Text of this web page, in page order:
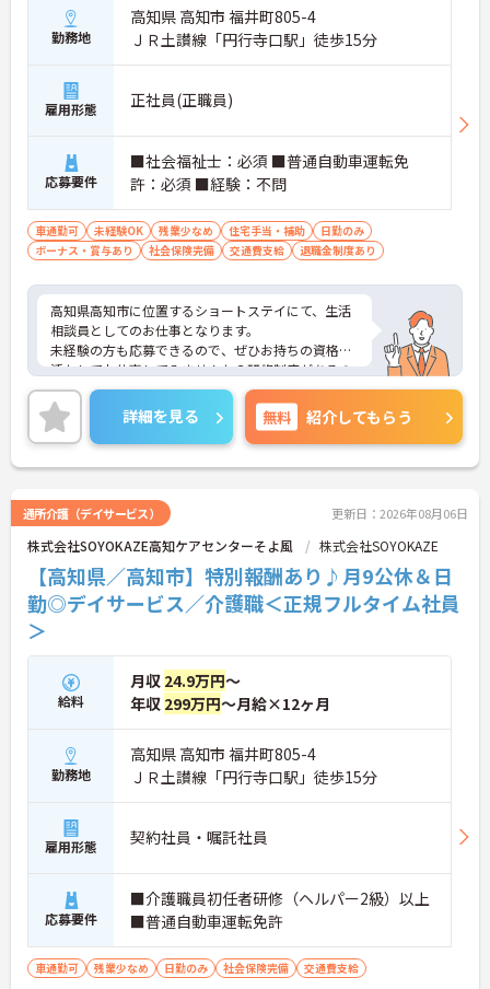
勤務地
高知県 高知市 福井町805-4
ＪＲ土讃線「円行寺口駅」徒歩15分
雇用形態 正社員(正職員)
応募要件
■社会福祉士：必須 ■普通自動車運転免
許：必須 ■経験：不問
車通勤可 未経験OK 残業少なめ 住宅手当・補助
日勤のみ
ボーナス・賞与あり
社会保険完備 交通費支給 退職金制度あり
高知県高知市に位置するショートステイにて、生活
相談員としてのお仕事となります。
未経験の方も応募できるので、ぜひお持ちの資格を
活かしてお仕事してみませんか？研修制度があるの
で、初めてのお仕事の方でも安心して始めることが
できます！
ご興味ある方は面接ポイントをお伝えしますので、
お気軽にお問い合わせください♪
詳細を見る 無料 紹介してもらう
通所介護（デイサービス） 更新日：2026年08月06日
株式会社SOYOKAZE高知ケアセンターそよ風 株式会社SOYOKAZE
【高知県／高知市】特別報酬あり♪月9公休＆日
勤◎デイサービス／介護職＜正規フルタイム社員
＞
給料
月収 24.9万円～
年収 299万円～月給×12ヶ月
勤務地
高知県 高知市 福井町805-4
ＪＲ土讃線「円行寺口駅」徒歩15分
雇用形態 契約社員・嘱託社員
応募要件
■介護職員初任者研修（ヘルパー2級）以上
■普通自動車運転免許
車通勤可 残業少なめ 日勤のみ 社会保険完備 交通費支給